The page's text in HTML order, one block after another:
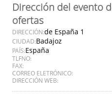
Dirección del evento
ofertas
DIRECCIÓN:de España 1
CIUDAD:Badajoz
PAÍS:España
TLFNO:
FAX:
CORREO ELETRÓNICO:
DIRECCIÓN WEB: